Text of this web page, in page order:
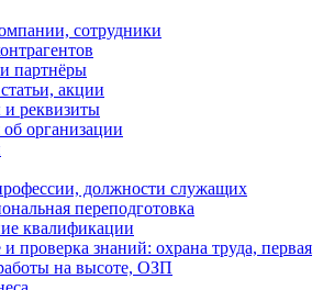
сотрудники
партнёры
акции
и реквизиты
организации
должности служащих
переподготовка
квалификации
проверка знаний: охрана труда, первая
на высоте, ОЗП